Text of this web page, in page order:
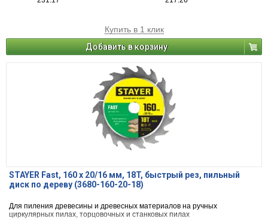
Купить в 1 клик
Добавить в корзину
STAYER Fast, 160 x 20/16 мм, 18T, быстрый рез, пильный
диск по дереву (3680-160-20-18)
Для пиления древесины и древесных материалов на ручных
циркулярных пилах, торцовочных и станковых пилах